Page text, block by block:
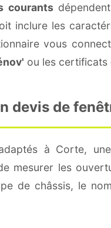
courants
inclure les
vous
ou les certificats
devis de
à Corte, une
mesurer les
de châssis, le